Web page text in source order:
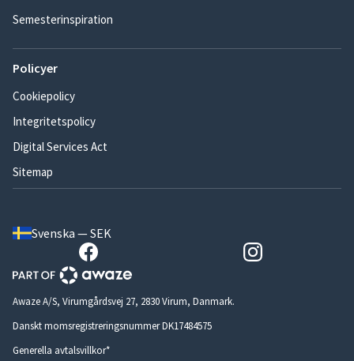
Semesterinspiration
Policyer
Cookiepolicy
Integritetspolicy
Digital Services Act
Sitemap
Svenska — SEK
Awaze A/S, Virumgårdsvej 27, 2830 Virum, Danmark.
Danskt momsregistreringsnummer DK17484575
Generella avtalsvillkor*